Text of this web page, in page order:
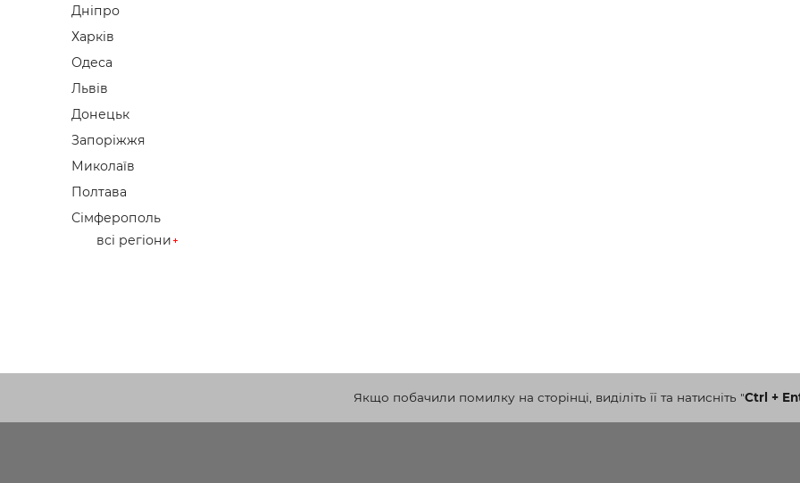
Дніпро
Харків
Одеса
Львів
Донецьк
Запоріжжя
Миколаїв
Полтава
Сімферополь
всі регіони
Якщо побачили помилку на сторінці, виділіть її та натисніть "Ctrl +